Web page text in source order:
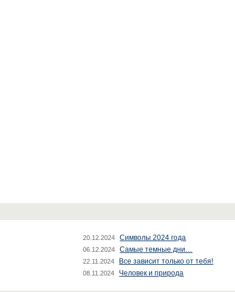
20.12.2024 Символы 2024 года
06.12.2024 Самые темные дни…
22.11.2024 Все зависит только от тебя!
08.11.2024 Человек и природа